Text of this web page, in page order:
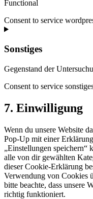
Functional
Consent to service
Sonstiges
Gegenstand der
Consent to service
7. Einwilligung
Wenn du unsere Website
Pop-Up mit einer
„Einstellungen
alle von dir gewählten
dieser Cookie-Erklärung
Verwendung von Cookies
bitte beachte, dass unsere
richtig funktioniert.